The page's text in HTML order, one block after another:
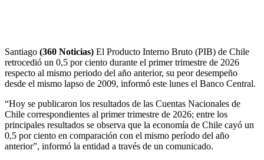
Santiago (360 Noticias) El Producto Interno Bruto (PIB) de Chile
retrocedió un 0,5 por ciento durante el primer trimestre de 2026
respecto al mismo periodo del año anterior, su peor desempeño
desde el mismo lapso de 2009, informó este lunes el Banco Central.
“Hoy se publicaron los resultados de las Cuentas Nacionales de
Chile correspondientes al primer trimestre de 2026; entre los
principales resultados se observa que la economía de Chile cayó un
0,5 por ciento en comparación con el mismo período del año
anterior”, informó la entidad a través de un comunicado.